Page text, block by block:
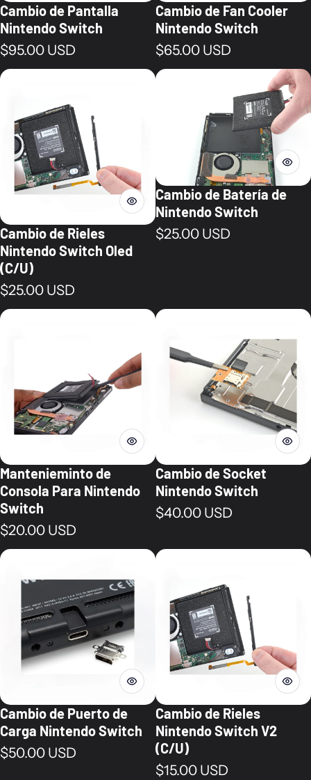
Cambio de Pantalla
Nintendo Switch
Precio normal
$95.00 USD
Cambio de Fan Cooler
Nintendo Switch
Precio normal
$65.00 USD
Cambio de Rieles
Nintendo Switch Oled
(C/U)
Precio normal
$25.00 USD
Cambio de Batería de
Nintendo Switch
Precio normal
$25.00 USD
Mantenieminto de
Consola Para Nintendo
Switch
Precio normal
$20.00 USD
Cambio de Socket
Nintendo Switch
Precio normal
$40.00 USD
Cambio de Puerto de
Carga Nintendo Switch
Precio normal
$50.00 USD
Cambio de Rieles
Nintendo Switch V2
(C/U)
Precio normal
$15.00 USD